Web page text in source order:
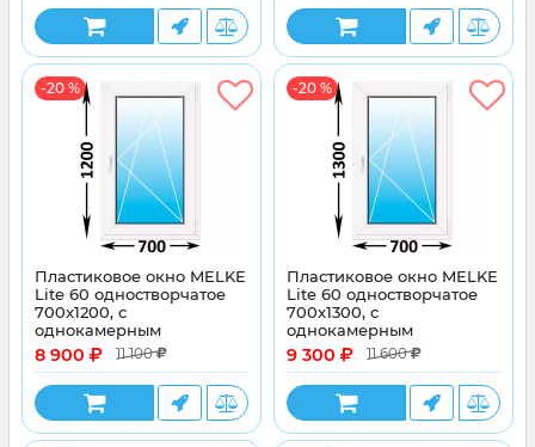
-20 %
Пластиковое окно MELKE
Lite 60 одностворчатое
700x1200, с
однокамерным
энергосберегающим
стеклопакетом
8 900 11 100
-20 %
Пластиковое окно MELKE
Lite 60 одностворчатое
700x1300, с
однокамерным
энергосберегающим
стеклопакетом
9 300 11 600